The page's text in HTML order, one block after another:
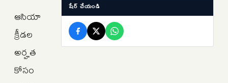
ఆసియా
క్రీడల
అర్హత
కోసం
షేర్ చేయండి